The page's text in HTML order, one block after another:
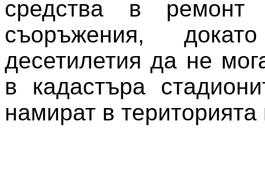
средства в ремонт
съоръжения,
десетилетия да не
в кадастъра
намират в